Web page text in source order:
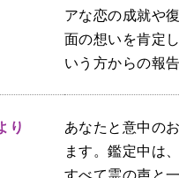
アな恋の成就や
面の想いを肯定
いう方からの報
り
あなたと意中の
ます。鑑定中は
すべて霊の声と